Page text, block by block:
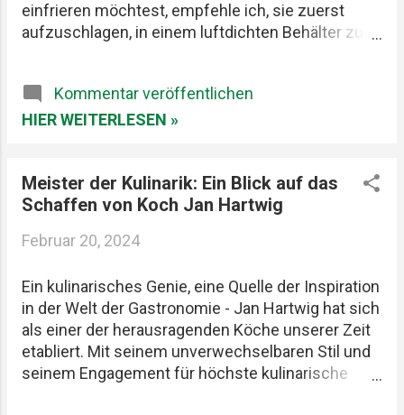
Spanien, die sich speziell auf das Horeca-
Segment konzentriert. Diese Zusammenführung
Handels- sowie Schulungsmöglichkeiten in einem
der vitalste...
einfrieren möchtest, empfehle ich, sie zuerst
aufzuschlagen, in einem luftdichten Behälter zu
einfrieren.
Kommentar veröffentlichen
HIER WEITERLESEN »
Meister der Kulinarik: Ein Blick auf das
Schaffen von Koch Jan Hartwig
Februar 20, 2024
Ein kulinarisches Genie, eine Quelle der Inspiration
in der Welt der Gastronomie - Jan Hartwig hat sich
als einer der herausragenden Köche unserer Zeit
etabliert. Mit seinem unverwechselbaren Stil und
seinem Engagement für höchste kulinarische